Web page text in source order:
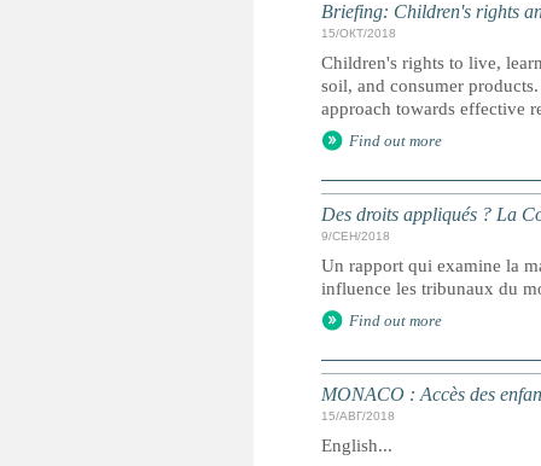
Briefing: Children's rights
15/ОКТ/2018
Children's rights to live,
soil, and consumer
approach towards effective
Find out more
Des droits appliqués ? La
9/СЕН/2018
Un rapport qui examine la
influence les tribunaux du
Find out more
MONACO : Accès des
15/АВГ/2018
English...